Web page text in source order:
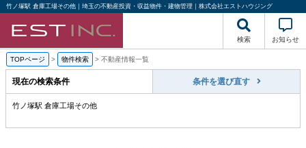
竹ノ塚駅 倉庫工場その他｜埼玉の不動産投資・収益物件・建物管理｜株式会社エストハウジング
検索 お知らせ
TOPページ > 物件検索 > 不動産情報一覧
現在の検索条件 条件を選び直す
竹ノ塚駅 倉庫工場その他